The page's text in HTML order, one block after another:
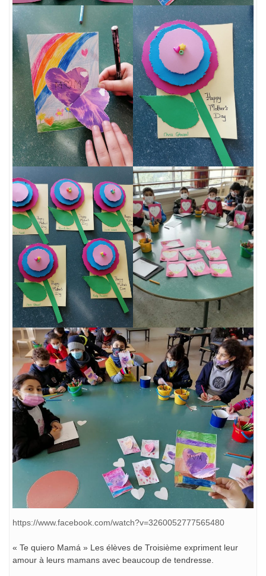
https://www.facebook.com/watch?v=3260052777565480
« Te quiero Mamá » Les élèves de Troisième expriment leur
amour à leurs mamans avec beaucoup de tendresse.